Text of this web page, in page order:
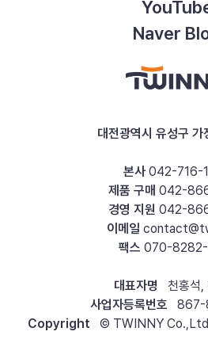
Naver
대전광역시 유성구
본사 042-716-
제품 구매 042-
경영 지원 042-
이메일
팩스 070-8282-
대표자명
천홍석,
사업자등록번호 867-
Copyright © TWINNY